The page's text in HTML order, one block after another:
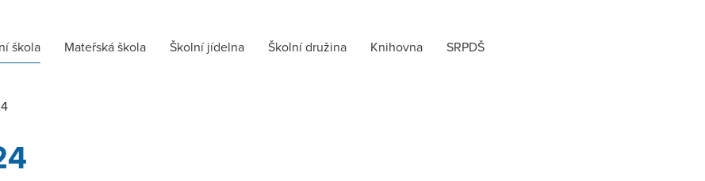
škola Mateřská škola Školní jídelna Školní družina Knihovna SRPDŠ